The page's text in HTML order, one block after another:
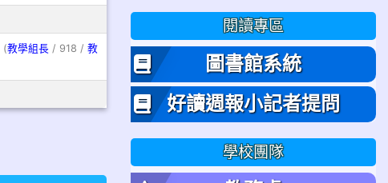
(教學組長/ 918 / 教
閱讀專區
圖書館系統
好讀週報小記者提問
學校團隊